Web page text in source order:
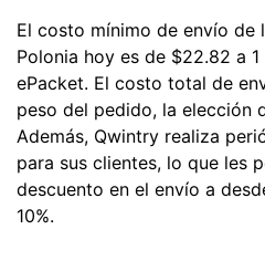
El costo mínimo de envío de
Polonia hoy es de $22.82 a
ePacket. El costo total de
peso del pedido, la elección
Además, Qwintry realiza
para sus clientes, lo que les
descuento en el envío a
10%.